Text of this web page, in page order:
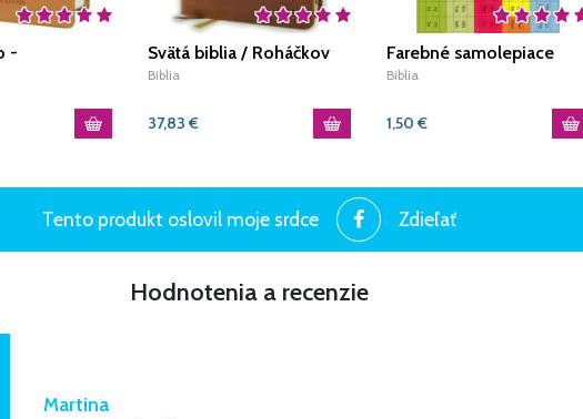
-
Biblia
Svätá biblia / Roháčkov
preklad, s indexami,
Biblia
37,83 €
Farebné samolepiace
štítky do Svätého Písma -
Biblia
1,50 €
Tento produkt oslovil moje srdce Zdieľať
Hodnotenia a recenzie
Martina